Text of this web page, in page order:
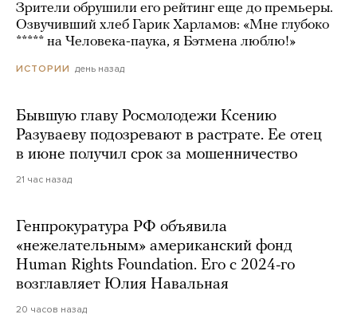
Зрители обрушили его рейтинг еще до премьеры.
Озвучивший хлеб Гарик Харламов: «Мне глубоко
***** на Человека-паука, я Бэтмена люблю!»
ИСТОРИИ день назад
Бывшую главу Росмолодежи Ксению
Разуваеву подозревают в растрате. Ее отец
в июне получил срок за мошенничество
21 час назад
Генпрокуратура РФ объявила
«нежелательным» американский фонд
Human Rights Foundation. Его с 2024-го
возглавляет Юлия Навальная
20 часов назад